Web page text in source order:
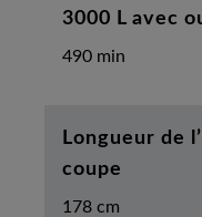
3000 L avec
490 min
Longueur de
coupe
178 cm